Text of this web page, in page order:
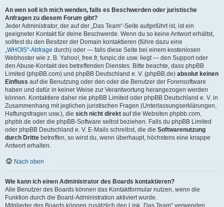
An wen soll ich mich wenden, falls es Beschwerden oder juristische
Anfragen zu diesem Forum gibt?
Jeder Administrator, der auf der „Das Team“-Seite aufgeführt ist, ist ein
geeigneter Kontakt für deine Beschwerde. Wenn du so keine Antwort erhältst,
solltest du den Besitzer der Domain kontaktieren (führe dazu eine
„WHOIS“-Abfrage durch) oder — falls diese Seite bei einem kostenlosen
Webhoster wie z. B. Yahoo!, free.fr, funpic.de usw. liegt — den Support oder
den Abuse-Kontakt des betreffenden Dienstes. Bitte beachte, dass phpBB
Limited (phpBB.com) und phpBB Deutschland e. V. (phpBB.de) absolut keinen
Einfluss auf die Benutzung oder den oder die Benutzer der Forensoftware
haben und dafür in keiner Weise zur Verantwortung herangezogen werden
können. Kontaktiere daher nie phpBB Limited oder phpBB Deutschland e. V. in
Zusammenhang mit jeglichen juristischen Fragen (Unterlassungserklärungen,
Haftungsfragen usw.), die sich nicht direkt auf die Websiten phpbb.com,
phpbb.de oder die phpBB-Software selbst beziehen. Falls du phpBB Limited
oder phpBB Deutschland e. V. E-Mails schreibst, die die Softwarenutzung
durch Dritte betreffen, so wirst du, wenn überhaupt, höchstens eine knappe
Antwort erhalten.
Nach oben
Wie kann ich einen Administrator des Boards kontaktieren?
Alle Benutzer des Boards können das Kontaktformular nutzen, wenn die
Funktion durch die Board-Administration aktiviert wurde.
Mitglieder des Boards können zusätzlich den Link „Das Team“ verwenden.